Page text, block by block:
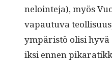
neloin­te­ja), myös
vapau­tu­va
ympäristö olisi
ik­si ennen